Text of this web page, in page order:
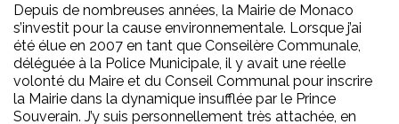
Depuis de nombreuses années, la Mairie de Monaco
s’investit pour la cause environnementale. Lorsque j’ai
été élue en 2007 en tant que Conseilère Communale,
déléguée à la Police Municipale, il y avait une réelle
volonté du Maire et du Conseil Communal pour inscrire
la Mairie dans la dynamique insufflée par le Prince
Souverain. J’y suis personnellement très attachée, en